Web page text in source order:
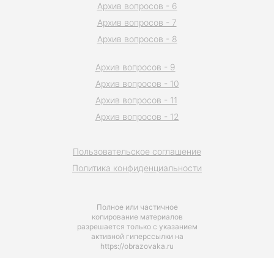
Полное или частичное
копирование материалов
разрешается только с указанием
активной гиперссылки на
https://obrazovaka.ru
Пользовательское соглашение
Политика конфиденциальности
Архив вопросов - 6
Архив вопросов - 7
Архив вопросов - 8
Архив вопросов - 9
Архив вопросов - 10
Архив вопросов - 11
Архив вопросов - 12